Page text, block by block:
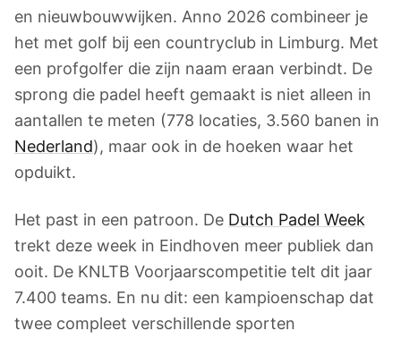
en nieuwbouwwijken. Anno 2026 combineer je
het met golf bij een countryclub in Limburg. Met
een profgolfer die zijn naam eraan verbindt. De
sprong die padel heeft gemaakt is niet alleen in
aantallen te meten (778 locaties, 3.560 banen in
Nederland), maar ook in de hoeken waar het
opduikt.
Het past in een patroon. De Dutch Padel Week
trekt deze week in Eindhoven meer publiek dan
ooit. De KNLTB Voorjaarscompetitie telt dit jaar
7.400 teams. En nu dit: een kampioenschap dat
twee compleet verschillende sporten